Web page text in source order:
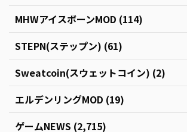
MHWアイスボーンMOD (114)
STEPN(ステップン) (61)
Sweatcoin(スウェットコイン) (2)
エルデンリングMOD (19)
ゲームNEWS (2,715)